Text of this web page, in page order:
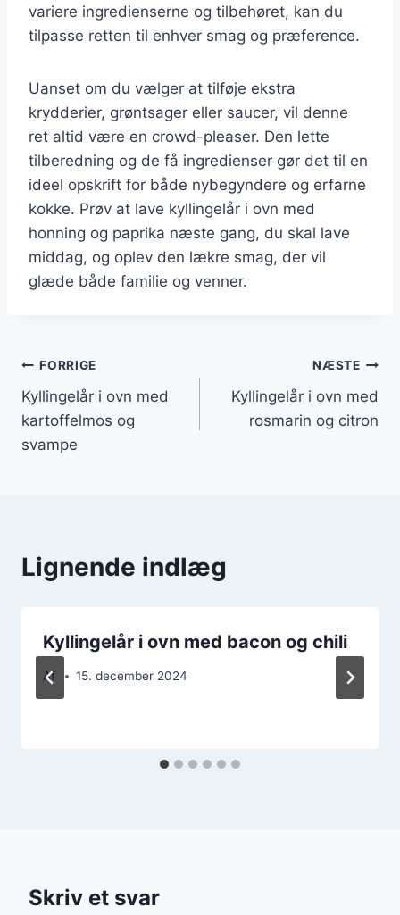
variere ingredienserne og tilbehøret, kan du
tilpasse retten til enhver smag og præference.
Uanset om du vælger at tilføje ekstra
krydderier, grøntsager eller saucer, vil denne
ret altid være en crowd-pleaser. Den lette
tilberedning og de få ingredienser gør det til en
ideel opskrift for både nybegyndere og erfarne
kokke. Prøv at lave kyllingelår i ovn med
honning og paprika næste gang, du skal lave
middag, og oplev den lækre smag, der vil
glæde både familie og venner.
Indlægsnavigation
FORRIGE
Kyllingelår i ovn med
kartoffelmos og
svampe
NÆSTE
Kyllingelår i ovn med
rosmarin og citron
Lignende indlæg
Kyllingelår i ovn med bacon og chili
Af 15. december 2024
Skriv et svar